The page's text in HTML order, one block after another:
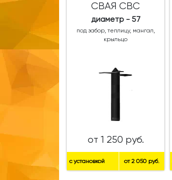
СВАЯ СВС
диаметр - 57
под забор, теплицу, мангал,
крыльцо
от 1 250 руб.
с установкой от 2 050 руб.